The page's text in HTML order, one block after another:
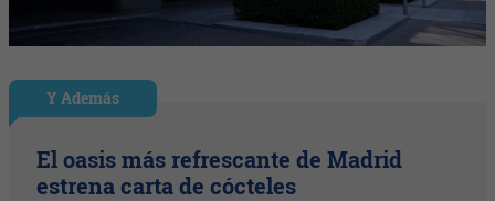
Y Además
El oasis más refrescante de Madrid
estrena carta de cócteles